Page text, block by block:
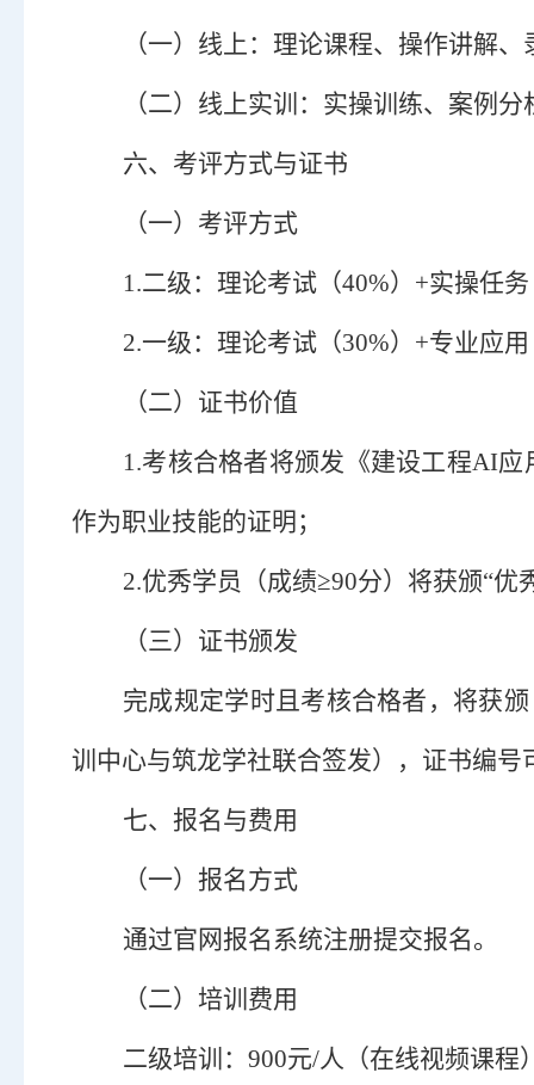
（一） 线上：理论课程、操作讲解、
（二） 线上实训：实操训练、案例分
六、考评方式与证书
（一） 考评方式
1.二级：理论考试（40%） +实操任
2.一级：理论考试（30%） +专业应用
（二） 证书价值
1.考核合格者将颁发《建设工程AI应
作为职业技能的证明 ；
2.优秀学员（成绩≥90分）将获颁“优
（三） 证书颁发
完成规定学时且考核合格者，将获
训中心与筑龙学社联合签发） ， 证书编号
七、报名与费用
（一） 报名方式
通过官网报名系统注册提交报名。
（二） 培训费用
二级培训 ： 900元/人（在线视频课程